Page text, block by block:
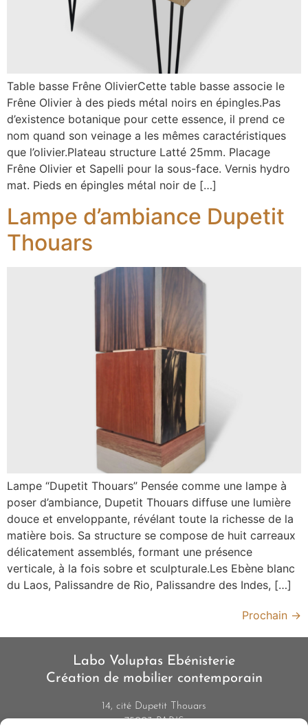
Table basse Frêne OlivierCette table basse associe le
Frêne Olivier à des pieds métal noirs en épingles.Pas
d’existence botanique pour cette essence, il prend ce
nom quand son veinage a les mêmes caractéristiques
que l’olivier.Plateau structure Latté 25mm. Placage
Frêne Olivier et Sapelli pour la sous-face. Vernis hydro
mat. Pieds en épingles métal noir de […]
Lampe d’ambiance Dupetit
Thouars
Lampe “Dupetit Thouars” Pensée comme une lampe à
poser d’ambiance, Dupetit Thouars diffuse une lumière
douce et enveloppante, révélant toute la richesse de la
matière bois. Sa structure se compose de huit carreaux
délicatement assemblés, formant une présence
verticale, à la fois sobre et sculpturale.Les Ebène blanc
du Laos, Palissandre de Rio, Palissandre des Indes, […]
Prochain →
Labo Voluptas Ebénisterie
Création de mobilier contemporain
14, cité Dupetit Thouars
75003 PARIS